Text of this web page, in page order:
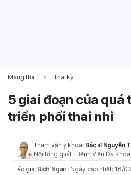
Mang thai Thai kỳ
5 giai đoạn của quá
triển phổi thai nhi
Tham vấn y khoa: Bác sĩ Nguyễn
Nội tổng quát · Bệnh Viện Đa
Tác giả: Bich Ngan · Ngày cập nhật: 16/